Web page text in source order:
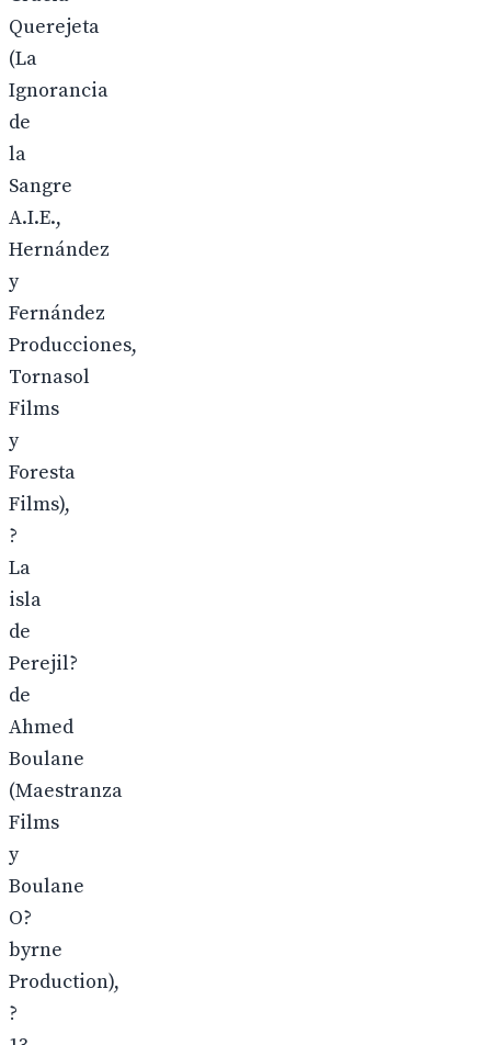
Querejeta
(La
Ignorancia
de
la
Sangre
A.I.E.,
Hernández
y
Fernández
Producciones,
Tornasol
Films
y
Foresta
Films),
?
La
isla
de
Perejil?
de
Ahmed
Boulane
(Maestranza
Films
y
Boulane
O?
byrne
Production),
?